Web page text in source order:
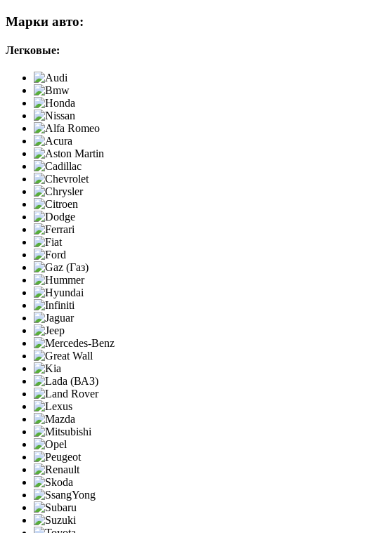
Марки авто:
Легковые: